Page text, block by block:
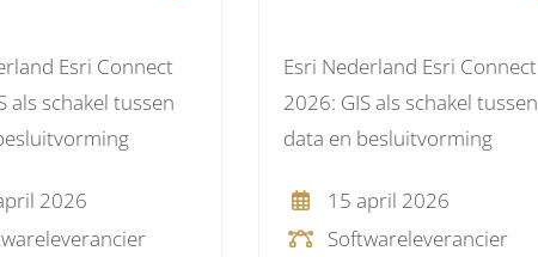
Esri Connect
als schakel tussen
2026
Esri Nederland Esri Connect
2026: GIS als schakel tussen
data en besluitvorming
15 april 2026
Softwareleverancier